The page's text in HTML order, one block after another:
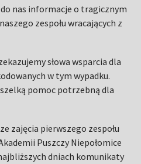
nas informacje o tragicznym
zespołu wracających z
słowa wsparcia dla
w tym wypadku.
pomoc potrzebną dla
zajęcia pierwszego zespołu
Puszczy Niepołomice
dniach komunikaty